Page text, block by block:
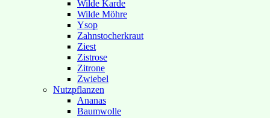
Wilde Karde
Wilde Möhre
Ysop
Zahnstocherkraut
Ziest
Zistrose
Zitrone
Zwiebel
Nutzpflanzen
Ananas
Baumwolle